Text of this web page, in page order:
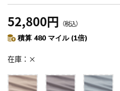
52,800円 （税込）
積算 480 マイル (1倍)
在庫 ×